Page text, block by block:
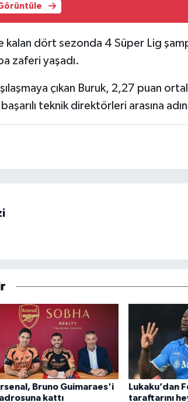
dört sezonda 4 Süper Lig
zaferi yaşadı.
çıkan Buruk, 2,27 puan
teknik direktörleri arasına
Bruno Guimaraes'i
kattı
Lukaku’dan
taraftarını